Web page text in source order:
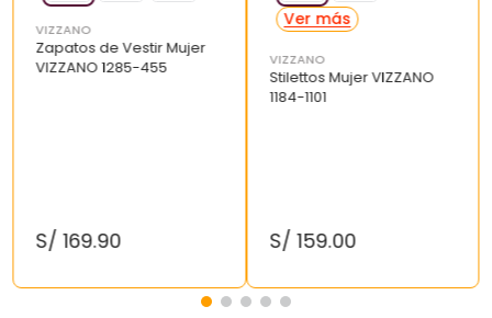
VIZZANO
Zapatos de Vestir Mujer
VIZZANO 1285-455
S/ 169.90
VIZZANO
Stilettos Mujer VIZZANO
1184-1101
S/ 159.00